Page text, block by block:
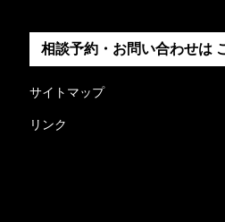
相談予約・お問い合わせは
サイトマップ
リンク